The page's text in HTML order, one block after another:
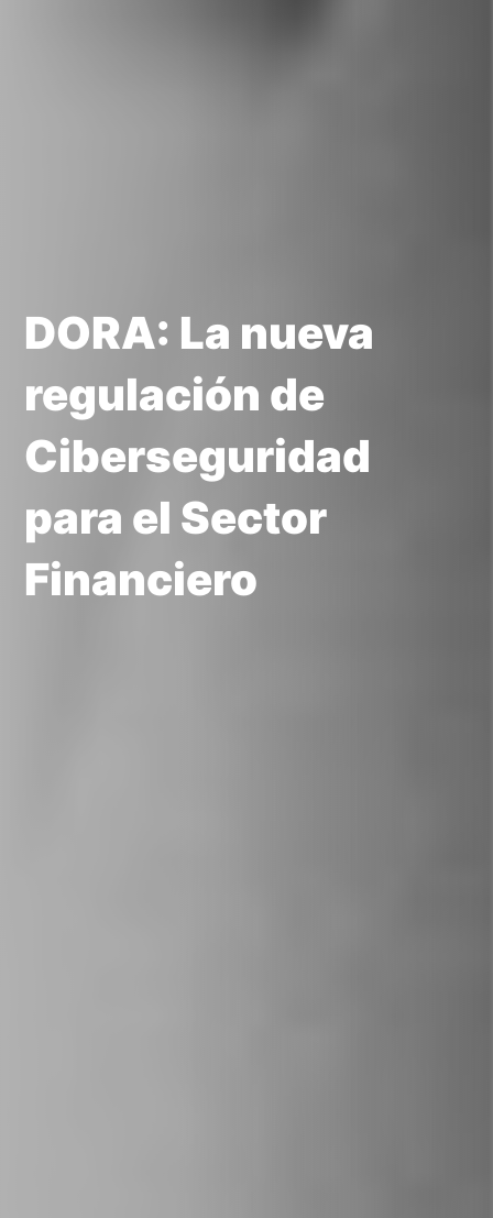
DORA: La nueva
regulación de
Ciberseguridad
para el Sector
Financiero